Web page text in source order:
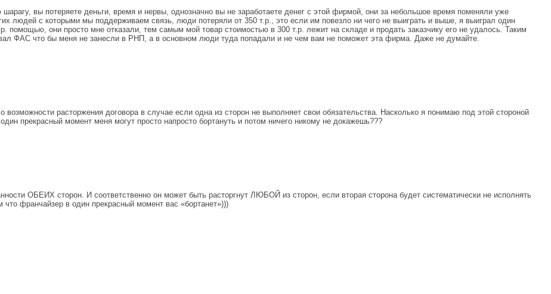
вы потеряете деньги, время и нервы, однозначно вы не заработаете денег с этой фирмой, они за небольшое время поменяли уже
людей с которыми мы поддерживаем связь, люди потеряли от 350 т.р., это если им повезло ни чего не выиграть и выше, я выиграл один
помощью, они просто мне отказали, тем самым мой товар стоимостью в 300 т.р. лежит на складе и продать заказчику его не удалось. Таким
ФАС что бы меня не занесли в РНП, а в основном люди туда попадали и не чем вам не поможет эта фирма. Даже не думайте.
возможности расторжения договора в случае если одна из сторон не выполняет свои обязательства. Насколько я понимаю под этой стороной
прекрасный момент меня могут просто напросто бортануть и потом ничего никому не докажешь???
ОБЕИХ сторон. И соответственно он может быть расторгнут ЛЮБОЙ из сторон, если вторая сторона будет систематически не исполнять
что франчайзер в один прекрасный момент вас «бортанет»)))